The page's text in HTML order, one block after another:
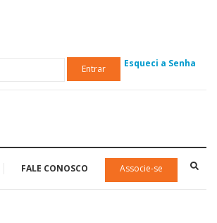
Entrar Esqueci a Senha
FALE CONOSCO Associe-se